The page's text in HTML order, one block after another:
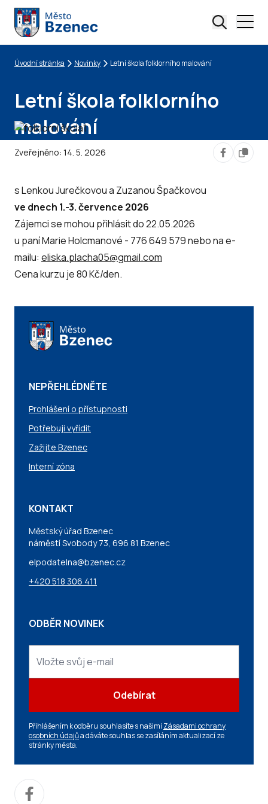
Drobečková navigace
Úvodní stránka Novinky Letní škola folklorního malování
Letní škola folklorního
malování
Zveřejněno: 14. 5. 2026
s Lenkou Jurečkovou a Zuzanou Špačkovou
ve dnech 1.-3. července 2026
Zájemci se mohou přihlásit do 22.05.2026
u paní Marie Holcmanové - 776 649 579 nebo na e-
mailu: eliska.placha05@gmail.com
Cena kurzu je 80 Kč/den.
NEPŘEHLÉDNĚTE
Prohlášení o přístupnosti
Potřebuji vyřídit
Zažijte Bzenec
Interní zóna
KONTAKT
Městský úřad Bzenec
náměstí Svobody 73, 696 81 Bzenec
elpodatelna@bzenec.cz
+420 518 306 411
ODBĚR NOVINEK
Odebírat
Přihlášením k odběru souhlasíte s našimi Zásadami ochrany
osobních údajůa dáváte souhlas se zasíláním aktualizací ze
stránky města.